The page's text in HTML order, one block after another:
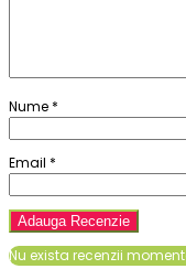
Nume *
Email *
Nu exista recenzii